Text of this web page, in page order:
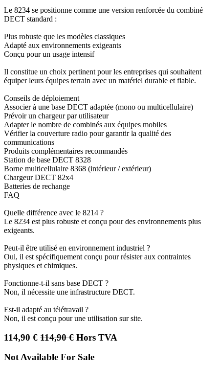
Le 8234 se positionne comme une version renforcée du combiné
DECT standard :
Plus robuste que les modèles classiques
Adapté aux environnements exigeants
Conçu pour un usage intensif
Il constitue un choix pertinent pour les entreprises qui souhaitent
équiper leurs équipes terrain avec un matériel durable et fiable.
Conseils de déploiement
Associer à une base DECT adaptée (mono ou multicellulaire)
Prévoir un chargeur par utilisateur
Adapter le nombre de combinés aux équipes mobiles
Vérifier la couverture radio pour garantir la qualité des
communications
Produits complémentaires recommandés
Station de base DECT 8328
Borne multicellulaire 8368 (intérieur / extérieur)
Chargeur DECT 82x4
Batteries de rechange
FAQ
Quelle différence avec le 8214 ?
Le 8234 est plus robuste et conçu pour des environnements plus
exigeants.
Peut-il être utilisé en environnement industriel ?
Oui, il est spécifiquement conçu pour résister aux contraintes
physiques et chimiques.
Fonctionne-t-il sans base DECT ?
Non, il nécessite une infrastructure DECT.
Est-il adapté au télétravail ?
Non, il est conçu pour une utilisation sur site.
114,90 € 114,90€ Hors TVA
Not Available For Sale